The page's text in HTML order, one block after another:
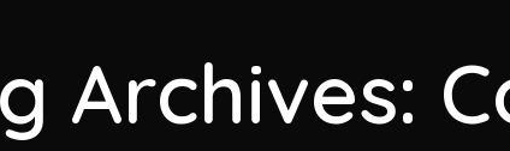
Archives: